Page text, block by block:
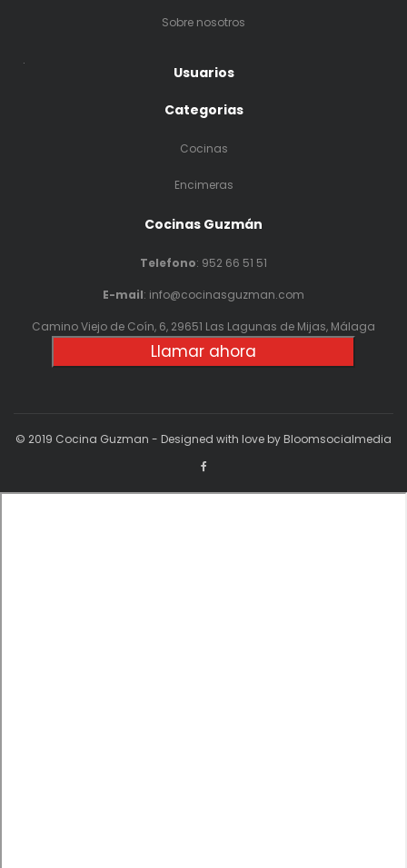
Sobre nosotros
.
Usuarios
Categorias
Cocinas
Encimeras
Cocinas Guzmán
Telefono: 952 66 51 51
E-mail: info@cocinasguzman.com
Camino Viejo de Coín, 6, 29651 Las Lagunas de Mijas, Málaga
Llamar ahora
© 2019 Cocina Guzman - Designed with love by Bloomsocialmedia